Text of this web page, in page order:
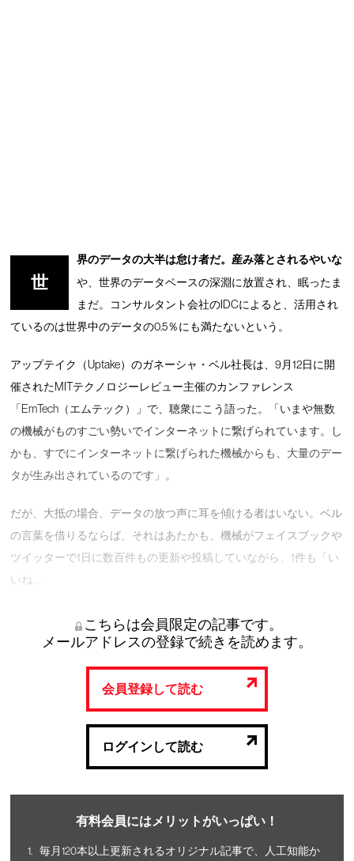
世
界のデータの大半は怠け者だ。産み落とされるやいな
や、世界のデータベースの深淵に放置され、眠ったま
まだ。コンサルタント会社のIDCによると、活用され
ているのは世界中のデータの0.5％にも満たないという。
アップテイク（Uptake）のガネーシャ・ベル社長は、9月12日に開
催されたMITテクノロジーレビュー主催のカンファレンス
「EmTech（エムテック）」で、聴衆にこう語った。「いまや無数
の機械がものすごい勢いでインターネットに繋げられています。し
かも、すでにインターネットに繋げられた機械からも、大量のデー
タが生み出されているのです」。
だが、大抵の場合、データの放つ声に耳を傾ける者はいない。ベル
の言葉を借りるならば、それはあたかも、機械がフェイスブックや
ツイッターで1日に数百件もの更新や投稿していながら、1件も「い
いね …
こちらは会員限定の記事です。
メールアドレスの登録で続きを読めます。
会員登録して読む
ログインして読む
有料会員にはメリットがいっぱい！
毎月120本以上更新されるオリジナル記事で、人工知能か